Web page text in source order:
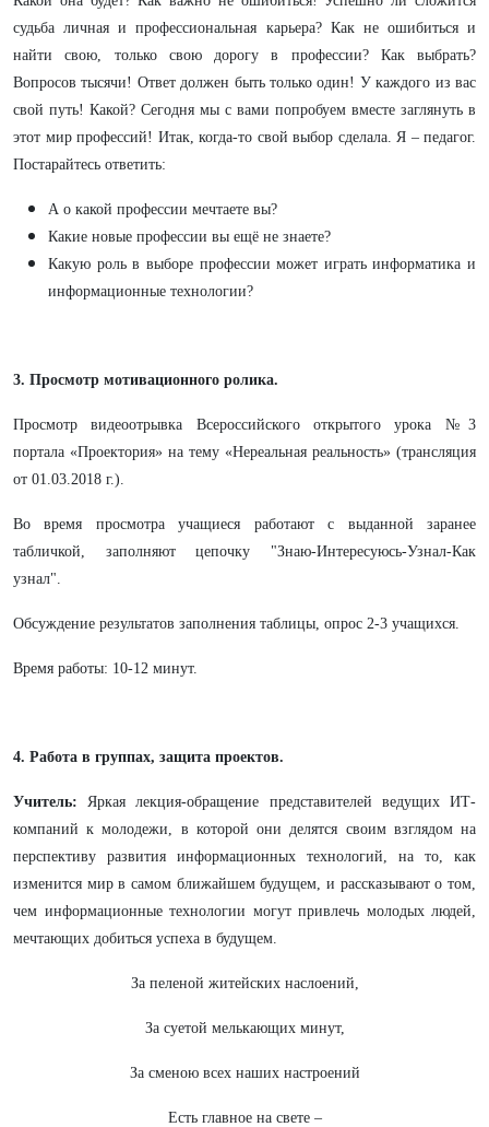
судьба личная и профессиональная карьера? Как не ошибиться и
найти свою, только свою дорогу в профессии? Как выбрать?
Вопросов тысячи! Ответ должен быть только один! У каждого из вас
свой путь! Какой? Сегодня мы с вами попробуем вместе заглянуть в
этот мир профессий! Итак, когда-то свой выбор сделала. Я – педагог.
Постарайтесь ответить:
А о какой профессии мечтаете вы?
Какие новые профессии вы ещё не знаете?
Какую роль в выборе профессии может играть информатика и
информационные технологии?
3. Просмотр мотивационного ролика.
Просмотр видеоотрывка Всероссийского открытого урока №3
портала «Проектория» на тему «Нереальная реальность» (трансляция
от 01.03.2018 г.).
Во время просмотра учащиеся работают с выданной заранее
табличкой, заполняют цепочку "Знаю-Интересуюсь-Узнал-Как
узнал".
Обсуждение результатов заполнения таблицы, опрос 2-3 учащихся.
Время работы: 10-12 минут.
4. Работа в группах, защита проектов.
Учитель: Яркая лекция-обращение представителей ведущих ИТ-
компаний к молодежи, в которой они делятся своим взглядом на
перспективу развития информационных технологий, на то, как
изменится мир в самом ближайшем будущем, и рассказывают о том,
чем информационные технологии могут привлечь молодых людей,
мечтающих добиться успеха в будущем.
За пеленой житейских наслоений,
За суетой мелькающих минут,
За сменою всех наших настроений
Есть главное на свете –